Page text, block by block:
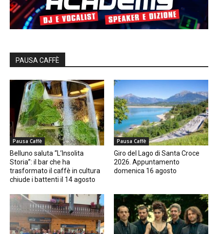
PAUSA CAFFÈ
Pausa Caffè
Belluno saluta “L’Insolita
Storia”: il bar che ha
trasformato il caffè in cultura
chiude i battenti il 14 agosto
Pausa Caffè
Giro del Lago di Santa Croce
2026. Appuntamento
domenica 16 agosto